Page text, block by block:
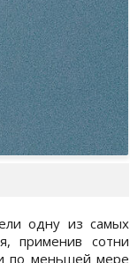
одну из самых
применив сотни
по меньшей мере